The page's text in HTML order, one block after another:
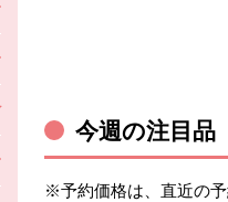
今週の注目品
※予約価格は、直近の予